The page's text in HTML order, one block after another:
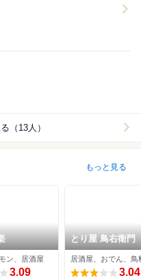
（13人）
もっと見る
ン、居酒屋
3.09
とり屋 鳥右衛門
居酒屋、おでん、鳥
3.04